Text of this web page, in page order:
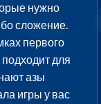
нужно
сложение.
первого
для
азы
игры у вас